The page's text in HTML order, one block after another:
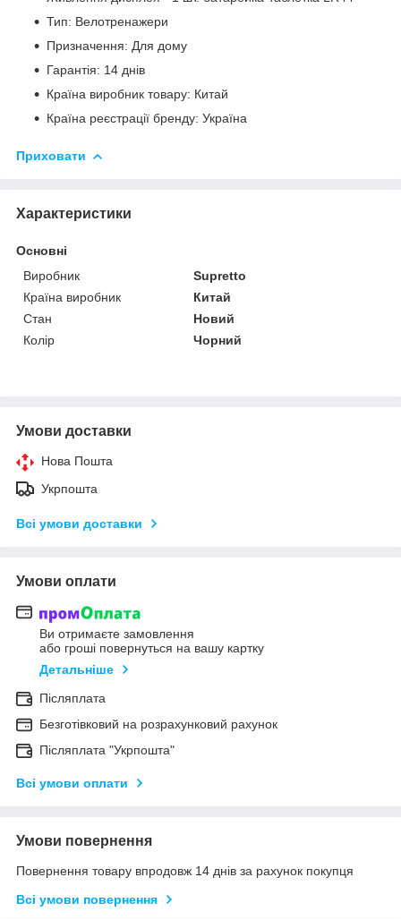
Тип: Велотренажери
Призначення: Для дому
Гарантія: 14 днів
Країна виробник товару: Китай
Країна реєстрації бренду: Україна
Приховати
Характеристики
Основні
Виробник
Supretto
Країна виробник
Китай
Стан
Новий
Колір
Чорний
Умови доставки
Нова Пошта
Укрпошта
Всі умови доставки
Умови оплати
Ви отримаєте замовлення
або гроші повернуться на вашу картку
Детальніше
Післяплата
Безготівковий на розрахунковий рахунок
Післяплата "Укрпошта"
Всі умови оплати
Умови повернення
Повернення товару впродовж 14 днів за рахунок покупця
Всі умови повернення